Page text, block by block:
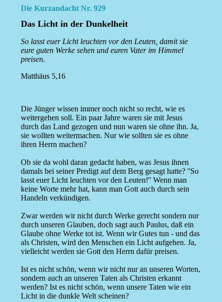
Die Kurzandacht Nr. 929
Das Licht in der Dunkelheit
So lasst euer Licht leuchten vor den Leuten, damit sie
eure guten Werke sehen und euren Vater im Himmel
preisen.
Matthäus 5,16
Die Jünger wissen immer noch nicht so recht, wie es
weitergehen soll. Ein paar Jahre waren sie mit Jesus
durch das Land gezogen und nun waren sie ohne ihn. Ja,
sie wollten weitermachen. Nur wie sollten sie es ohne
ihren Herrn machen?
Ob sie da wohl daran gedacht haben, was Jesus ihnen
damals bei seiner Predigt auf dem Berg gesagt hatte? ''So
lasst euer Licht leuchten vor den Leuten!'' Wenn man
keine Worte mehr hat, kann man Gott auch durch sein
Handeln verkündigen.
Zwar werden wir nicht durch Werke gerecht sondern nur
durch unseren Glauben, doch sagt auch Paulus, daß ein
Glaube ohne Werke tot ist. Wenn wir Gutes tun - und das
als Christen, wird den Menschen ein Licht aufgehen. Ja,
vielleicht werden sie Gott den Herrn dafür preisen.
Ist es nicht schön, wenn wir nicht nur an unseren Worten,
sondern auch an unseren Taten als Christen erkannt
werden? Ist es nicht schön, wenn unsere Taten wie ein
Licht in die dunkle Welt scheinen?